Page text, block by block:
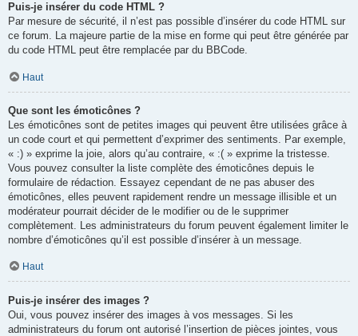
Puis-je insérer du code HTML ?
Par mesure de sécurité, il n’est pas possible d’insérer du code HTML sur
ce forum. La majeure partie de la mise en forme qui peut être générée par
du code HTML peut être remplacée par du BBCode.
Haut
Que sont les émoticônes ?
Les émoticônes sont de petites images qui peuvent être utilisées grâce à
un code court et qui permettent d’exprimer des sentiments. Par exemple,
« :) » exprime la joie, alors qu’au contraire, « :( » exprime la tristesse.
Vous pouvez consulter la liste complète des émoticônes depuis le
formulaire de rédaction. Essayez cependant de ne pas abuser des
émoticônes, elles peuvent rapidement rendre un message illisible et un
modérateur pourrait décider de le modifier ou de le supprimer
complètement. Les administrateurs du forum peuvent également limiter le
nombre d’émoticônes qu’il est possible d’insérer à un message.
Haut
Puis-je insérer des images ?
Oui, vous pouvez insérer des images à vos messages. Si les
administrateurs du forum ont autorisé l’insertion de pièces jointes, vous